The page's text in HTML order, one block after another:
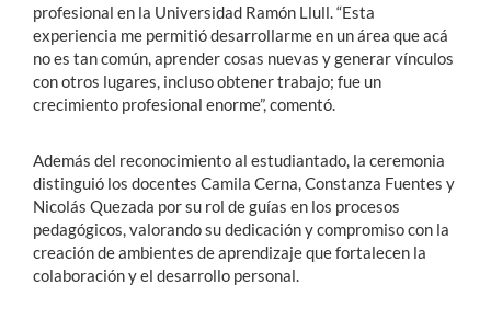
profesional en la Universidad Ramón Llull. “Esta
experiencia me permitió desarrollarme en un área que acá
no es tan común, aprender cosas nuevas y generar vínculos
con otros lugares, incluso obtener trabajo; fue un
crecimiento profesional enorme”, comentó.
Además del reconocimiento al estudiantado, la ceremonia
distinguió los docentes Camila Cerna, Constanza Fuentes y
Nicolás Quezada por su rol de guías en los procesos
pedagógicos, valorando su dedicación y compromiso con la
creación de ambientes de aprendizaje que fortalecen la
colaboración y el desarrollo personal.